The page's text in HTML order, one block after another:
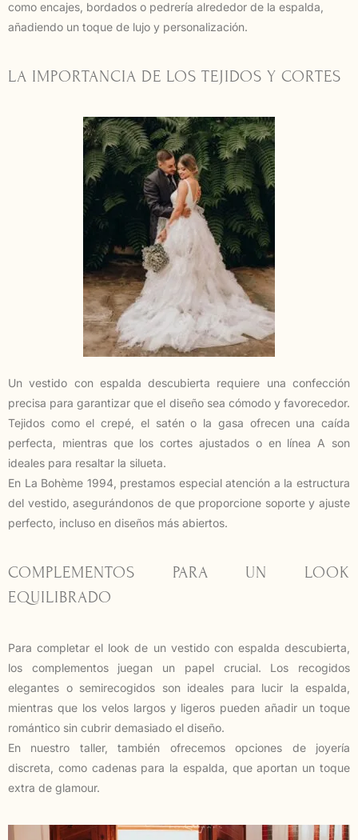
como encajes, bordados o pedrería alrededor de la espalda,
añadiendo un toque de lujo y personalización.
LA IMPORTANCIA DE LOS TEJIDOS Y CORTES
Un vestido con espalda descubierta requiere una confección
precisa para garantizar que el diseño sea cómodo y favorecedor.
Tejidos como el crepé, el satén o la gasa ofrecen una caída
perfecta, mientras que los cortes ajustados o en línea A son
ideales para resaltar la silueta.
En La Bohème 1994, prestamos especial atención a la estructura
del vestido, asegurándonos de que proporcione soporte y ajuste
perfecto, incluso en diseños más abiertos.
COMPLEMENTOS PARA UN LOOK
EQUILIBRADO
Para completar el look de un vestido con espalda descubierta,
los complementos juegan un papel crucial. Los recogidos
elegantes o semirecogidos son ideales para lucir la espalda,
mientras que los velos largos y ligeros pueden añadir un toque
romántico sin cubrir demasiado el diseño.
En nuestro taller, también ofrecemos opciones de joyería
discreta, como cadenas para la espalda, que aportan un toque
extra de glamour.